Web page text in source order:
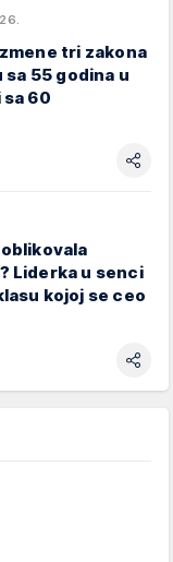
tri zakona
sa 55 godina u
60
Liderka u senci
kojoj se ceo